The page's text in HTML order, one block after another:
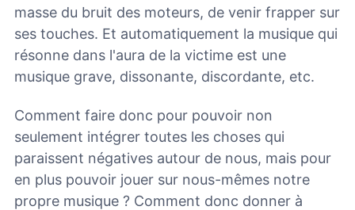
masse du bruit des moteurs, de venir frapper sur
ses touches. Et automatiquement la musique qui
résonne dans l'aura de la victime est une
musique grave, dissonante, discordante, etc.
Comment faire donc pour pouvoir non
seulement intégrer toutes les choses qui
paraissent négatives autour de nous, mais pour
en plus pouvoir jouer sur nous-mêmes notre
propre musique ? Comment donc donner à